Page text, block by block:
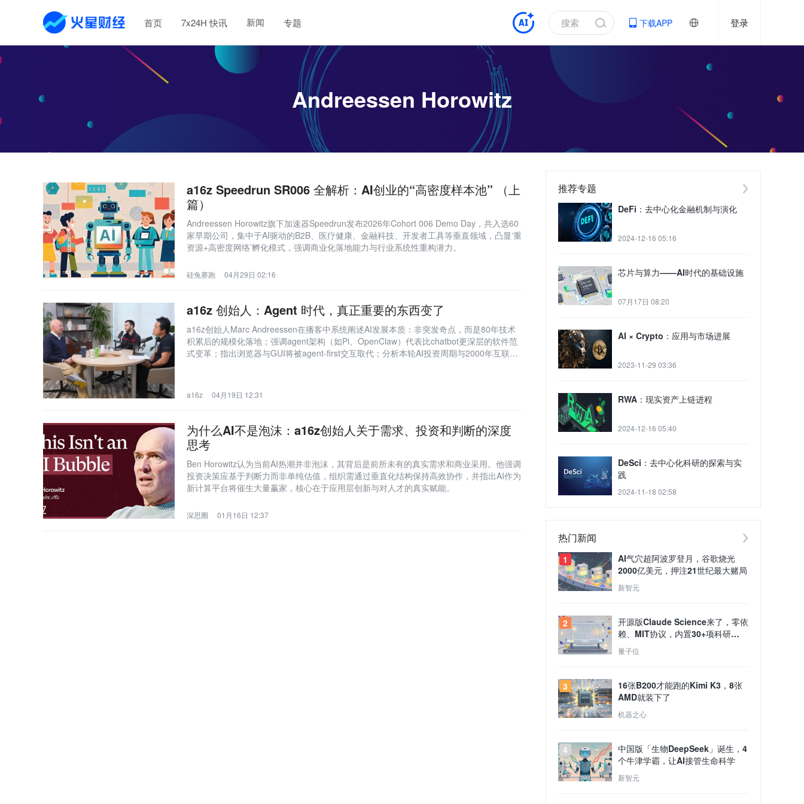
首页 7x24H 快讯 新闻 专题 下载APP 登录
Andreessen Horowitz
a16z Speedrun SR006 全解析：AI创业的“高密度样本池” （上
篇）
Andreessen Horowitz旗下加速器Speedrun发布2026年Cohort 006 Demo Day，共入选60
家早期公司，集中于AI驱动的B2B、医疗健康、金融科技、开发者工具等垂直领域，凸显‘重
资源+高密度网络’孵化模式，强调商业化落地能力与行业系统性重构潜力。
硅兔赛跑 04月29日 02:16
a16z 创始人：Agent 时代，真正重要的东西变了
a16z创始人Marc Andreessen在播客中系统阐述AI发展本质：非突发奇点，而是80年技术
积累后的规模化落地；强调agent架构（如Pi、OpenClaw）代表比chatbot更深层的软件范
式变革；指出浏览器与GUI将被agent-first交互取代；分析本轮AI投资周期与2000年互联网
a16z 04月19日 12:31
为什么AI不是泡沫：a16z创始人关于需求、投资和判断的深度
思考
Ben Horowitz认为当前AI热潮并非泡沫，其背后是前所未有的真实需求和商业采用。他强调
投资决策应基于判断力而非单纯估值，组织需通过垂直化结构保持高效协作，并指出AI作为
新计算平台将催生大量赢家，核心在于应用层创新与对人才的真实赋能。
深思圈 01月16日 12:37
推荐专题
DeFi：去中心化金融机制与演化
2024-12-16 05:16
芯片与算力——AI时代的基础设施
07月17日 08:20
AI × Crypto：应用与市场进展
2023-11-29 03:36
RWA：现实资产上链进程
2024-12-16 05:40
DeSci：去中心化科研的探索与实
践
2024-11-18 02:58
热门新闻
1
AI气穴超阿波罗登月，谷歌烧光
2000亿美元，押注21世纪最大赌局
新智元
2
开源版Claude Science来了，零依
赖、MIT协议，内置30+项科研
Skills
量子位
3
16张B200才能跑的Kimi K3，8张
AMD就装下了
机器之心
4
中国版「生物DeepSeek」诞生，4
个牛津学霸，让AI接管生命科学
新智元